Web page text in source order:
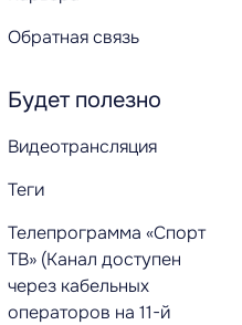
Обратная связь
Будет полезно
Видеотрансляция
Теги
Телепрограмма «Спорт
ТВ» (Канал доступен
через кабельных
операторов на 11-й